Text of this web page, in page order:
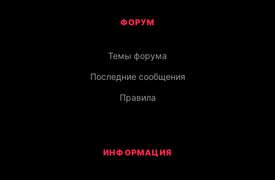
ФОРУМ
Темы форума
Последние сообщения
Правила
ИНФОРМАЦИЯ